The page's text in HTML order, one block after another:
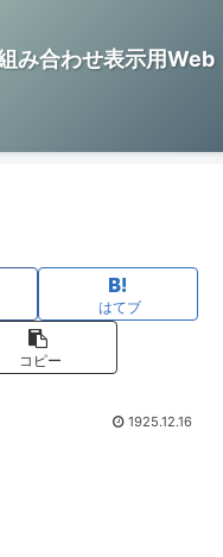
み合わせ表示用Web
はてブ
コピー
1925.12.16